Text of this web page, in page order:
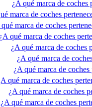
¿A qué marca de coches
marca de coches
marca de coches
¿A qué marca de coches
¿A qué marca de coches
¿A qué marca de
¿A qué marca de
qué marca de coches
¿A qué marca de coches
¿A qué marca de coches